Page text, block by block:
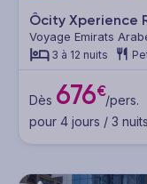
Ôcity Xperience
Voyage Emirats
3 à 12 nuits
Dès 676€/pers.
pour 4 jours / 3 nuits